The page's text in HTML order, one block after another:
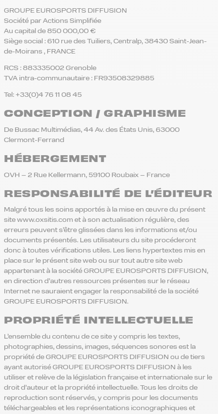
GROUPE EUROSPORTS DIFFUSION
Société par Actions Simplifiée
Au capital de 850 000,00 €
Siège social : 610 rue des Tuiliers, Centralp, 38430 Saint-Jean-
de-Moirans , FRANCE
RCS : 883335002 Grenoble
TVA intra-communautaire : FR93508329885
Tel: +33(0)4 76 11 08 45
CONCEPTION / GRAPHISME
De Bussac Multimédias, 44 Av. des États Unis, 63000
Clermont-Ferrand
HÉBERGEMENT
OVH – 2 Rue Kellermann, 59100 Roubaix – France
RESPONSABILITÉ DE L’ÉDITEUR
Malgré tous les soins apportés à la mise en œuvre du présent
site www.oxsitis.com et à son actualisation régulière, des
erreurs peuvent s’être glissées dans les informations et/ou
documents présentés. Les utilisateurs du site procéderont
donc à toutes vérifications utiles. Les liens hypertextes mis en
place sur le présent site web ou sur tout autre site web
appartenant à la société GROUPE EUROSPORTS DIFFUSION,
en direction d’autres ressources présentes sur le réseau
Internet ne sauraient engager la responsabilité de la société
GROUPE EUROSPORTS DIFFUSION.
PROPRIÉTÉ INTELLECTUELLE
L’ensemble du contenu de ce site y compris les textes,
photographies, dessins, images, séquences sonores est la
propriété de GROUPE EUROSPORTS DIFFUSION ou de tiers
ayant autorisé GROUPE EUROSPORTS DIFFUSION à les
utiliser et relève de la législation française et internationale sur le
droit d’auteur et la propriété intellectuelle. Tous les droits de
reproduction sont réservés, y compris pour les documents
téléchargeables et les représentations iconographiques et